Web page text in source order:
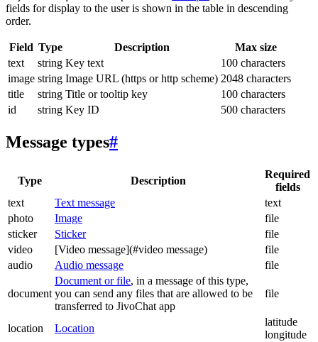
fields for display to the user is shown in the table in descending
order.
Field Type Description
Max size
text
string Key text
100 characters
image string Image URL (https or http scheme) 2048 characters
title
string Title or tooltip key
100 characters
id
string Key ID 500 characters
Message types#
Type Description
Required
fields
text
Text message
text
photo
Image
file
sticker
Sticker
file
video
[Video message](#video message)
file
audio
Audio message file
document
Document or file, in a message of this type,
you can send any files that are allowed to be
transferred to JivoChat app
file
location Location
latitude
longitude